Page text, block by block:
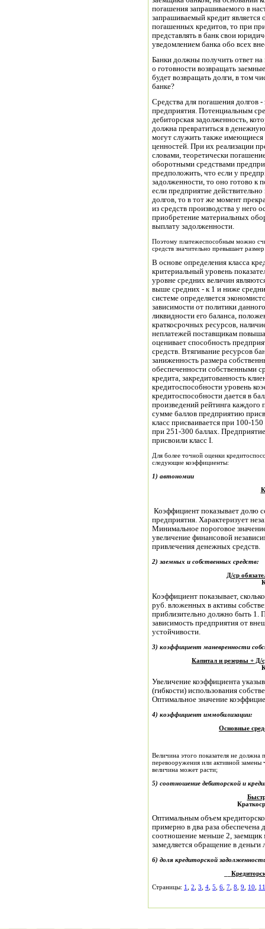
погашения запрашиваемого в
запрашиваемый кредит
погашенных кредитов, то при
представлять в банк свои
уведомлением банка обо всех
Банки должны получить ответ на
о готовности возвращать
будет возвращать долги, в том
банке?
Средства для погашения долгов -
предприятия. Потенциальным
дебиторская задолженность,
должна превратиться в
могут служить также имеющиеся
ценностей. При их реализации
словами, теоретически
оборотными средствами
предположить, что если у
задолженности, то оно готово к
если предприятие
долгов, то в тот же момент
из средств производства у него
приобретение материальных
выплату задолженности.
Поэтому платежеспособным можно
средств значительно превышает
В основе определения класса
критериальный уровень
уровне средних величин
выше средних - к 1 и ниже
системе определяется
зависимости от политики
ликвидности его баланса,
краткосрочных ресурсов,
неплатежей поставщикам
оценивает способность
средств. Втягивание ресурсов
заниженность размера
обеспеченности собственными
кредита, закредитованность
кредитоспособности уровень
кредитоспособности дается в
произведений рейтинга каждого
сумме баллов предприятию
класс присваивается при 100-
при 251-300 баллах.
присвоили класс I.
Для более точной оценки
следующие коэффициенты:
1) автономии
Коэффициент показывает долю
предприятия. Характеризует
Минимальное пороговое
увеличение финансовой
привлечения денежных средств.
2) заемных и собственных средств:
Д/ср
Коэффициент показывает,
руб. вложенных в активы
приблизительно должно быть 1.
зависимость предприятия от
устойчивости.
3) коэффициент маневренности
Капитал и резервы + Д/
Увеличение коэффициента
(гибкости) использования
Оптимальное значение
4) коэффициент иммобилизации:
Основные
Величина этого показателя не
перевооружения или активной замены
величина может расти;
5) соотношение дебиторской и
Оптимальным объем
примерно в два раза обеспечена
соотношение меньше 2, заемщик
замедляется обращение в
6) доля кредиторской
Страницы: 1 2 3 4 5 6 7 8 9 10 11